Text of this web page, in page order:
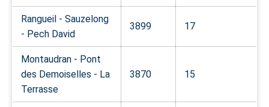
Rangueil - Sauzelong
- Pech David
3899 17
Montaudran - Pont
des Demoiselles - La
Terrasse
3870 15